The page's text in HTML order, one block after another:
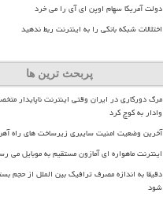
دولت آمریکا سهام اوپن ای آی را می خرد
اختلالات شبکه بانکی را به اینترنت ربط ندهید
پربحث ترین ها
مرگ دورکاری در ایران وقتی اینترنت ناپایدار
وادار به کوچ کرد
آخرین وضعیت امنیت سایبری زیرساخت های راه
اینترنت ماهواره ای آمازون مستقیم به موبایل می
دقیقا به اندازه مصرف ترافیک بین الملل از حجم
شود